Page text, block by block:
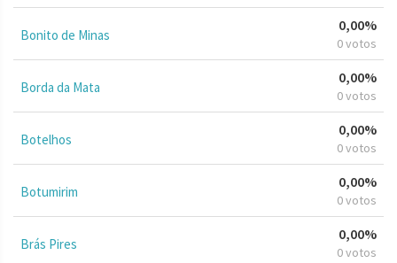
Bonito de Minas
0,00%
0 votos
Borda da Mata
0,00%
0 votos
Botelhos
0,00%
0 votos
Botumirim
0,00%
0 votos
Brás Pires
0,00%
0 votos